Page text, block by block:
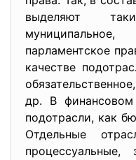
выделяют
парламентское
качестве
др. В
подотрасли, как
Отдельные